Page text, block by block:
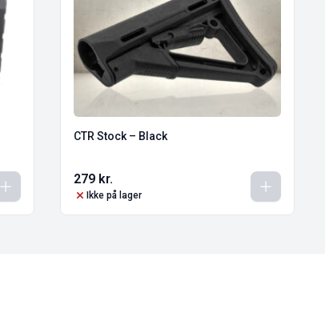
CTR Stock – Black
279 kr.
Ikke på lager